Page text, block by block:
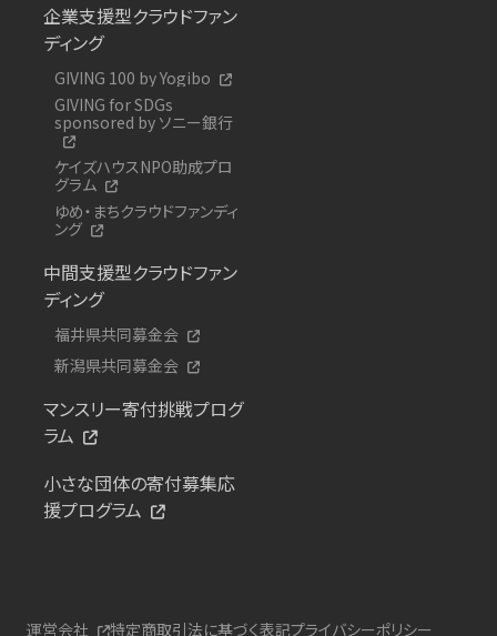
企業支援型クラウドファン
ディング
GIVING 100 by Yogibo
GIVING for SDGs
sponsored by ソニー銀行
ケイズハウスNPO助成プロ
グラム
ゆめ・まちクラウドファンディ
ング
中間支援型クラウドファン
ディング
福井県共同募金会
新潟県共同募金会
マンスリー寄付挑戦プログ
ラム
小さな団体の寄付募集応
援プログラム
運営会社 特定商取引法に基づく表記プライバシーポリシー